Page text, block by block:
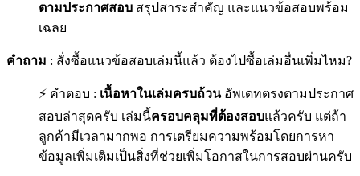
ตามประกาศสอบ สรุปสาระสำคัญ และแนวข้อสอบพร้อม
เฉลย
คำถาม : สั่งซื้อแนวข้อสอบเล่มนี้แล้ว ต้องไปซื้อเล่มอื่นเพิ่มไหม?
⚡ คำตอบ : เนื้อหาในเล่มครบถ้วนอัพเดทตรงตามประกาศ
สอบล่าสุดครับ เล่มนี้ครอบคลุมที่ต้องสอบแล้วครับ แต่ถ้า
ลูกค้ามีเวลามากพอ การเตรียมความพร้อมโดยการหา
ข้อมูลเพิ่มเติมเป็นสิ่งที่ช่วยเพิ่มโอกาสในการสอบผ่านครับ